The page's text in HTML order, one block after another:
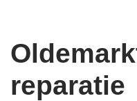
reparatie